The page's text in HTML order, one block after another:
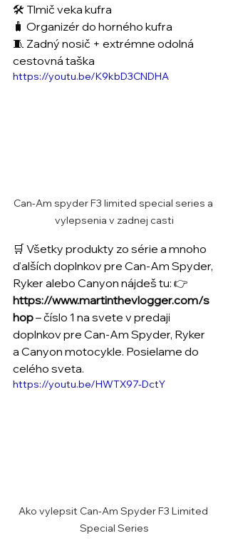
🛠 Tlmič veka kufra
🧳 Organizér do horného kufra
🧵 Zadný nosič + extrémne odolná
cestovná taška
https://youtu.be/K9kbD3CNDHA
Can-Am spyder F3 limited special series a
vylepsenia v zadnej casti
🛒 Všetky produkty zo série a mnoho
ďalších doplnkov pre Can-Am Spyder,
Ryker alebo Canyon nájdeš tu: 👉
https://www.martinthevlogger.com/s
hop– číslo 1 na svete v predaji
doplnkov pre Can-Am Spyder, Ryker
a Canyon motocykle. Posielame do
celého sveta.
https://youtu.be/HWTX97-DctY
Ako vylepsit Can-Am Spyder F3 Limited
Special Series